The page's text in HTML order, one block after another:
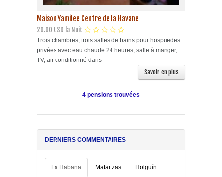
Maison Yamilee Centre de la Havane
20.00 USD la Nuit
Trois chambres, trois salles de bains pour hospuedes
privées avec eau chaude 24 heures, salle à manger,
TV, air conditionné dans
Savoir en plus
4 pensions trouvées
DERNIERS COMMENTAIRES
La Habana Matanzas Holguín